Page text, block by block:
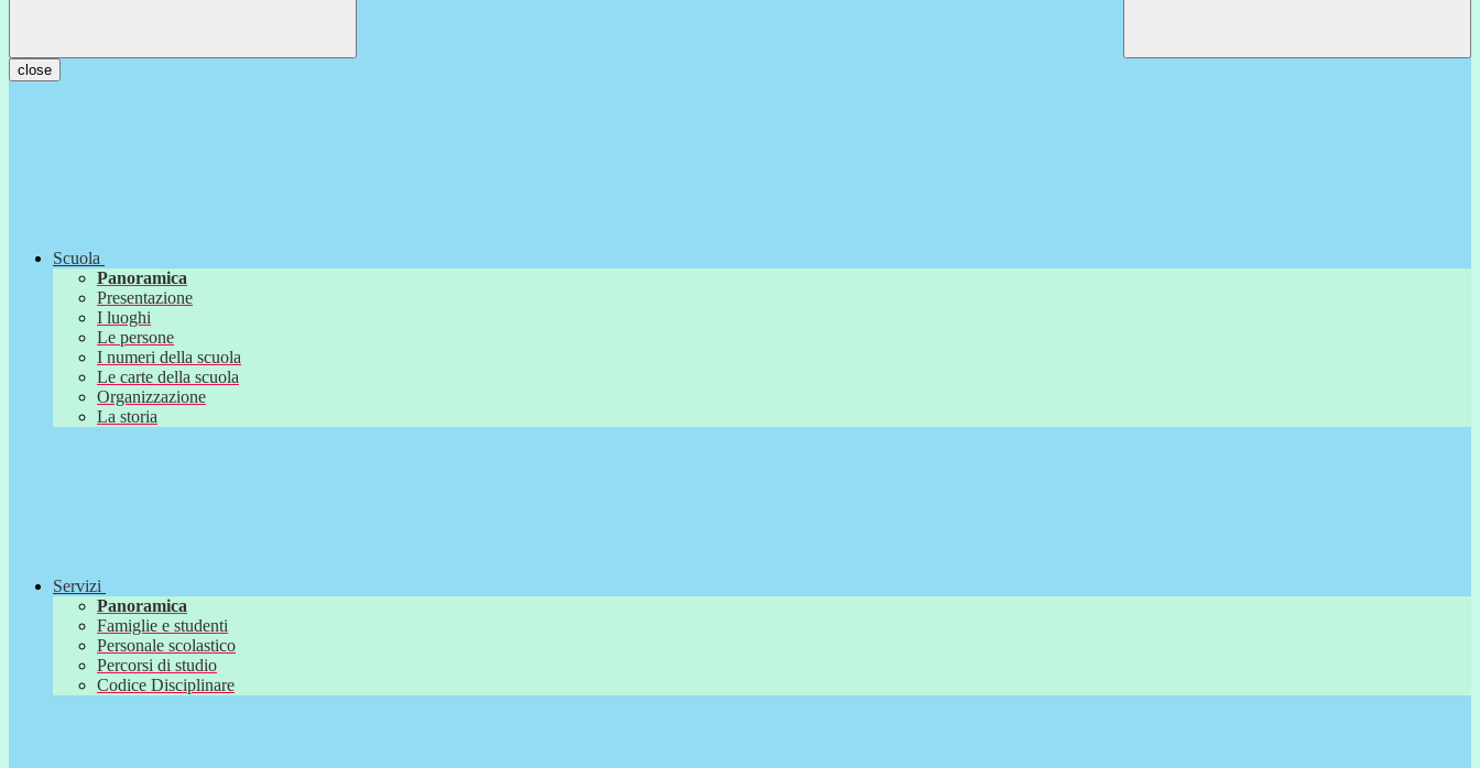
close
Scuola
Panoramica
Presentazione
I luoghi
Le persone
I numeri della scuola
Le carte della scuola
Organizzazione
La storia
Servizi
Panoramica
Famiglie e studenti
Personale scolastico
Percorsi di studio
Codice Disciplinare